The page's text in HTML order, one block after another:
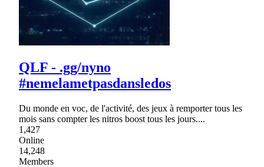
QLF - .gg/nyno
#nemelametpasdansledos
Du monde en voc, de l'activité, des jeux à remporter tous les
mois sans compter les nitros boost tous les jours....
1,427
Online
14,248
Members